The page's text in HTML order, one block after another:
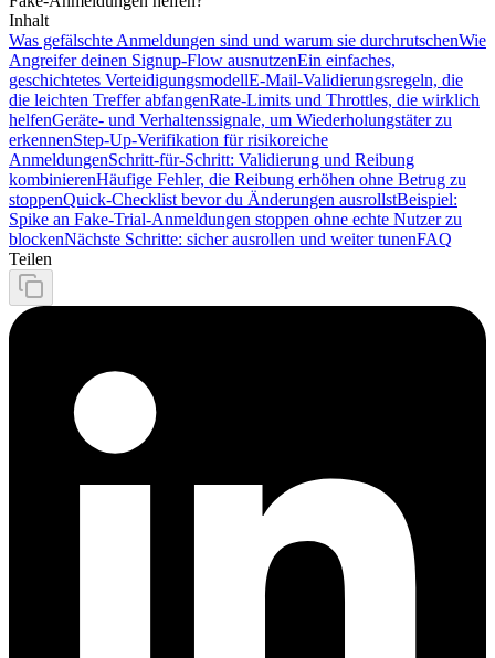
Inhalt
Was gefälschte Anmeldungen sind und warum sie durchrutschenWie
Angreifer deinen Signup‑Flow ausnutzenEin einfaches,
geschichtetes VerteidigungsmodellE‑Mail‑Validierungsregeln, die
die leichten Treffer abfangenRate‑Limits und Throttles, die wirklich
helfenGeräte‑ und Verhaltenssignale, um Wiederholungstäter zu
erkennenStep‑Up‑Verifikation für risikoreiche
AnmeldungenSchritt‑für‑Schritt: Validierung und Reibung
kombinierenHäufige Fehler, die Reibung erhöhen ohne Betrug zu
stoppenQuick‑Checklist bevor du Änderungen ausrollstBeispiel:
Spike an Fake‑Trial‑Anmeldungen stoppen ohne echte Nutzer zu
blockenNächste Schritte: sicher ausrollen und weiter tunenFAQ
Teilen